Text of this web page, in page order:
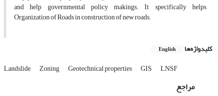
and help governmental policy makings. It specifically helps
Organization of Roads in construction of new roads.
کلیدواژه‌ها English
Landslide Zoning Geotechnical properties GIS LNSF
مراجع